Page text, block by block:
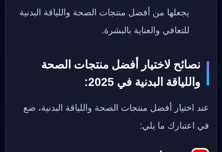
يجعلها من أفضل منتجات الصحة واللياقة البدنية
للتعافي والعناية بالبشرة.
نصائح لاختيار أفضل منتجات الصحة
واللياقة البدنية في 2025:
عند اختيار أفضل منتجات الصحة واللياقة البدنية، ضع
في اعتبارك ما يلي: